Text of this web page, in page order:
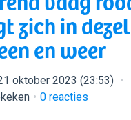
zich in
en weer
oktober 2023 (23:53)
0 reacties